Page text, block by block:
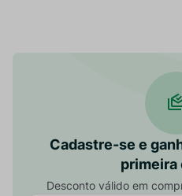
Cadastre-se e
primeira
Desconto válido em